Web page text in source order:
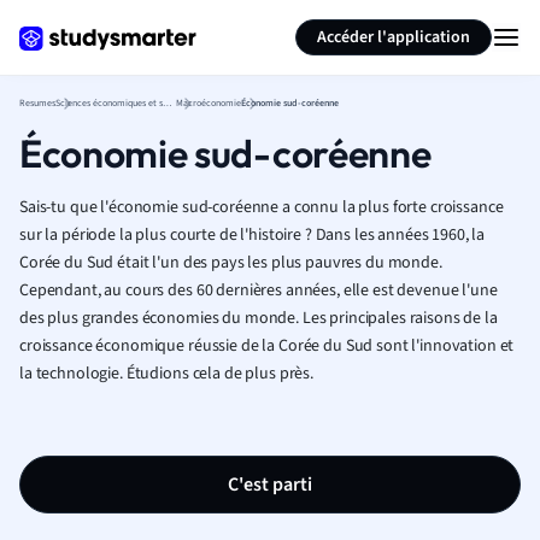
Accéder l'application
Resumes Sciences économiques et sociales MacroéconomieÉconomie sud-coréenne
Économie sud-coréenne
Sais-tu que l'économie sud-coréenne a connu la plus forte croissance
sur la période la plus courte de l'histoire ? Dans les années 1960, la
Corée du Sud était l'un des pays les plus pauvres du monde.
Cependant, au cours des 60 dernières années, elle est devenue l'une
des plus grandes économies du monde. Les principales raisons de la
croissance économique réussie de la Corée du Sud sont l'innovation et
la technologie. Étudions cela de plus près.
C'est parti
Résumer la page